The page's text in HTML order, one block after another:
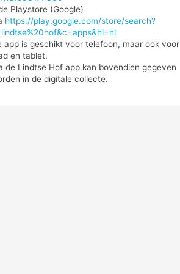
Playstore (Google)
https://play.google.com/store/search?
app is geschikt voor telefoon, maar ook voor
en tablet.
de Lindtse Hof app kan bovendien gegeven
in de digitale collecte.